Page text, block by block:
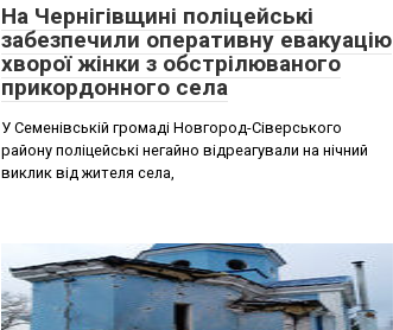
На Чернігівщині поліцейські
забезпечили оперативну евакуацію
хворої жінки з обстрілюваного
прикордонного села
У Семенівській громаді Новгород-Сіверського
району поліцейські негайно відреагували на нічний
виклик від жителя села,